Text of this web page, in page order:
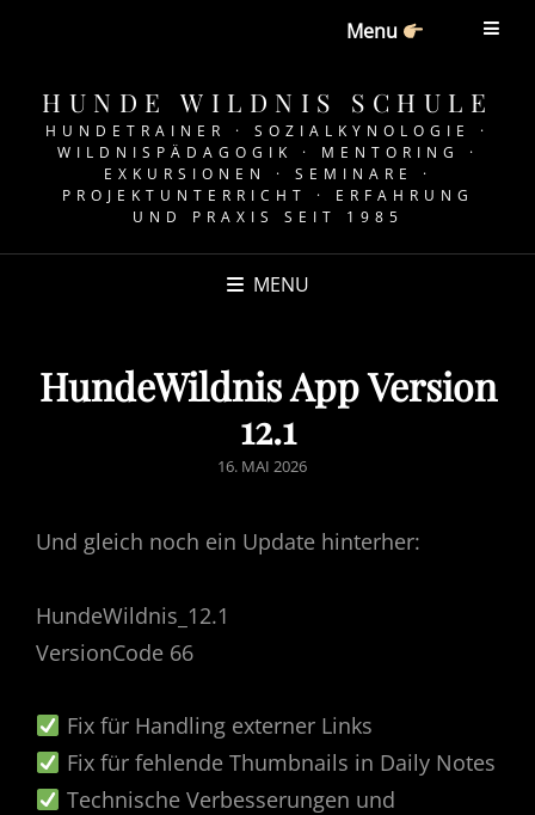
Menu
HUNDE WILDNIS SCHULE
HUNDETRAINER · SOZIALKYNOLOGIE ·
WILDNISPÄDAGOGIK · MENTORING ·
EXKURSIONEN · SEMINARE ·
PROJEKTUNTERRICHT · ERFAHRUNG
UND PRAXIS SEIT 1985
MENU
HundeWildnis App Version
12.1
POSTED
16. MAI 2026
Und gleich noch ein Update hinterher:
HundeWildnis_12.1
VersionCode 66
Fix für Handling externer Links
Fix für fehlende Thumbnails in Daily Notes
Technische Verbesserungen und